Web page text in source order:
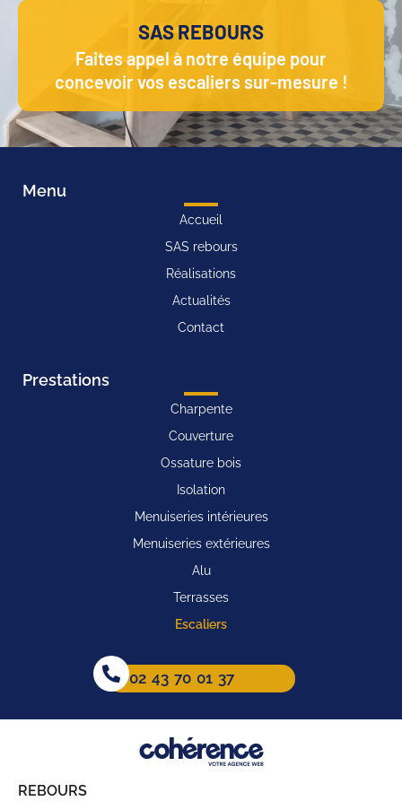
SAS REBOURS
Faites appel à notre équipe pour
concevoir vos escaliers sur-mesure !
Menu
Accueil
SAS rebours
Réalisations
Actualités
Contact
Prestations
Charpente
Couverture
Ossature bois
Isolation
Menuiseries intérieures
Menuiseries extérieures
Alu
Terrasses
Escaliers
02 43 70 01 37
REBOURS